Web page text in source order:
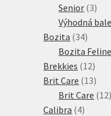
Senior 33
Výhodná
Bozita 3434
Bozita Feline
Brekkies 1212
Brit Care 1313
Brit Care 12
Calibra 44